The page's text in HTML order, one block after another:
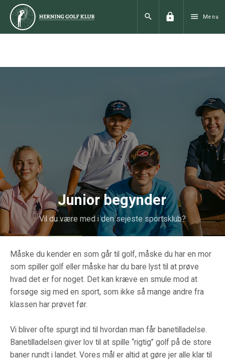
search lock menu Menu
Junior begynder
Vil du være med i den sejeste sportsklub?
Måske du kender en som går til golf, måske du har en mor
som spiller golf eller måske har du bare lyst til at prøve
hvad det er for noget. Det kan kræve en smule mod at
forsøge sig med en sport, som ikke så mange andre fra
klassen har prøvet før.
Vi bliver ofte spurgt ind til hvordan man får banetilladelse.
Banetilladelsen giver lov til at spille “rigtig” golf på de store
baner rundt i landet. Vores mål er altid at gøre jer alle klar til